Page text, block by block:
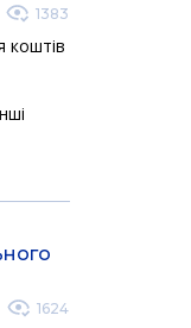
1383
коштів
1624